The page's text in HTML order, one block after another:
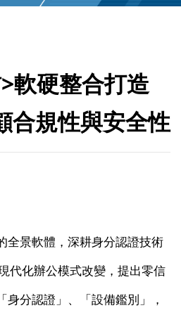
軟硬整合打造
合規性與安全性
全景軟體，深耕身分認證技術
代化辦公模式改變，提出零信
分認證」、「設備鑑別」，